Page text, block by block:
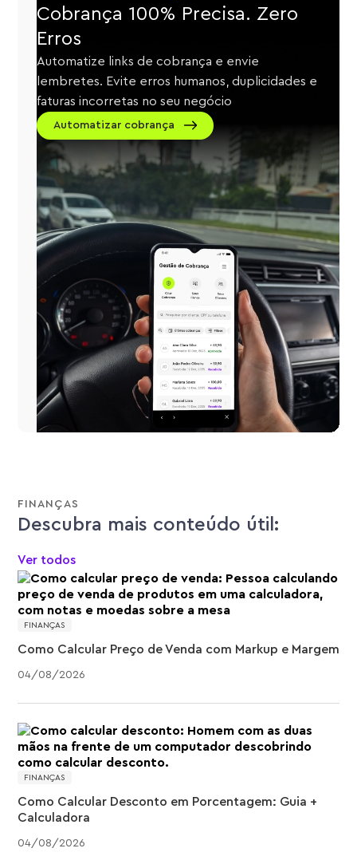
Cobrança 100% Precisa. Zero
Erros
Automatize links de cobrança e envie
lembretes. Evite erros humanos, duplicidades e
faturas incorretas no seu negócio
Automatizar cobrança
FINANÇAS
Descubra mais conteúdo útil:
Ver todos
FINANÇAS
04/08 /2026
Como Calcular Preço de Venda com Markup e Margem
FINANÇAS
04/08 /2026
Como Calcular Desconto em Porcentagem: Guia +
Calculadora